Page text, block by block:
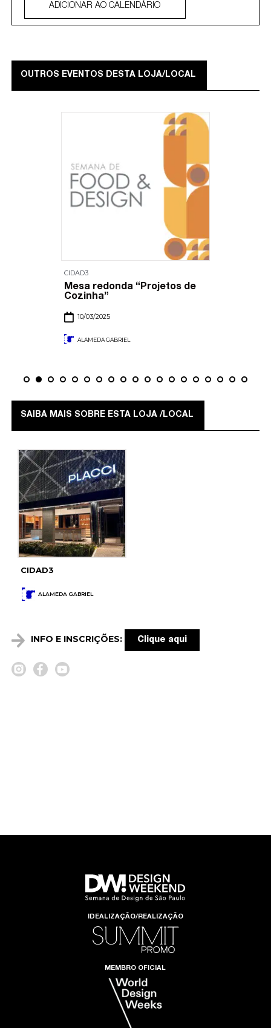
ADICIONAR AO CALENDÁRIO
OUTROS EVENTOS DESTA LOJA/LOCAL
CIDAD3
Mesa redonda “Projetos de
Cozinha”
10/03/2025
ALAMEDA GABRIEL
SAIBA MAIS SOBRE ESTA LOJA /LOCAL
CIDAD3
ALAMEDA GABRIEL
INFO E INSCRIÇÕES: Clique aqui
IDEALIZAÇÃO/REALIZAÇÃO
MEMBRO OFICIAL